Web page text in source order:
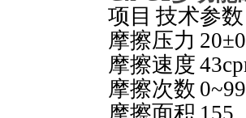
项目 技术参数
摩擦压力 20±
摩擦速度
摩擦次数
摩擦面积 155